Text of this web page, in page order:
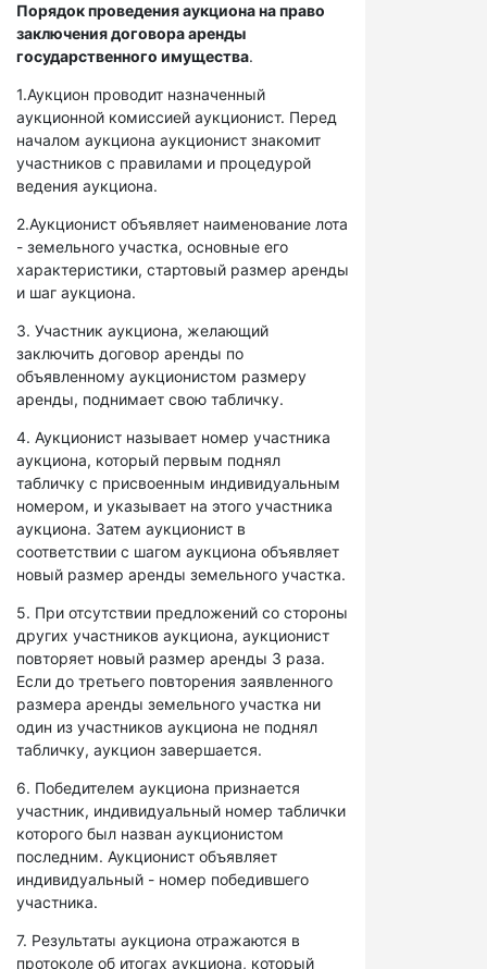
Порядок проведения аукциона на право
заключения договора аренды
государственного имущества.
1.Аукцион проводит назначенный
аукционной комиссией аукционист. Перед
началом аукциона аукционист знакомит
участников с правилами и процедурой
ведения аукциона.
2.Аукционист объявляет наименование лота
- земельного участка, основные его
характеристики, стартовый размер аренды
и шаг аукциона.
3. Участник аукциона, желающий
заключить договор аренды по
объявленному аукционистом размеру
аренды, поднимает свою табличку.
4. Аукционист называет номер участника
аукциона, который первым поднял
табличку с присвоенным индивидуальным
номером, и указывает на этого участника
аукциона. Затем аукционист в
соответствии с шагом аукциона объявляет
новый размер аренды земельного участка.
5. При отсутствии предложений со стороны
других участников аукциона, аукционист
повторяет новый размер аренды 3 раза.
Если до третьего повторения заявленного
размера аренды земельного участка ни
один из участников аукциона не поднял
табличку, аукцион завершается.
6. Победителем аукциона признается
участник, индивидуальный номер таблички
которого был назван аукционистом
последним. Аукционист объявляет
индивидуальный - номер победившего
участника.
7. Результаты аукциона отражаются в
протоколе об итогах аукциона, который